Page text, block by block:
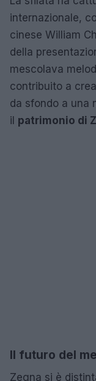
internazionale,
cinese William
della
mescolava
contribuito a
da sfondo a una
il patrimonio di
Il futuro del
Zegna si è